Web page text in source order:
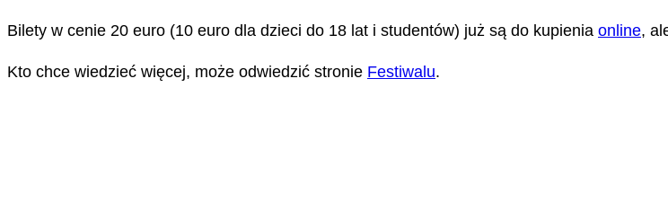
Bilety w cenie 20 euro (10 euro dla dzieci do 18 lat i studentów) już są do kupienia online,
Kto chce wiedzieć więcej, może odwiedzić stronie Festiwalu.